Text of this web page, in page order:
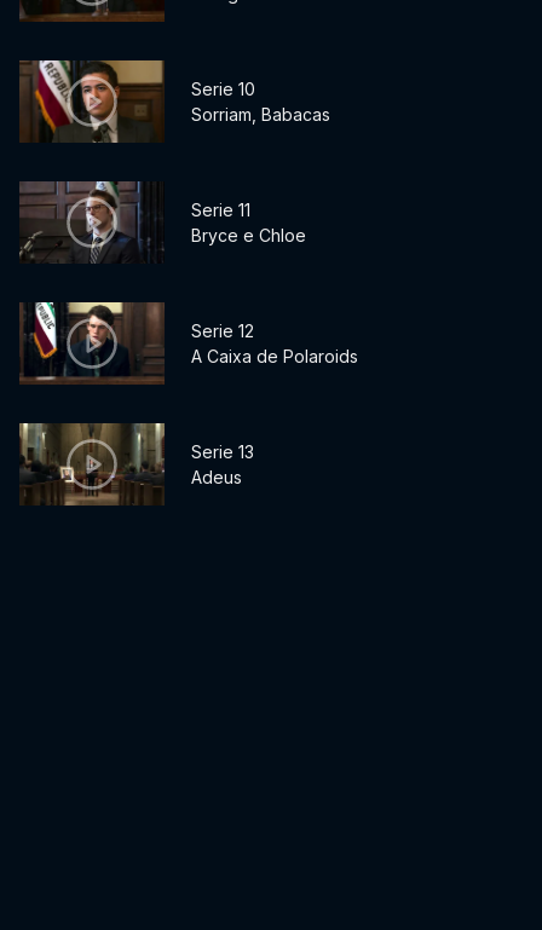
Serie 10
Sorriam, Babacas
Serie 11
Bryce e Chloe
Serie 12
A Caixa de Polaroids
Serie 13
Adeus